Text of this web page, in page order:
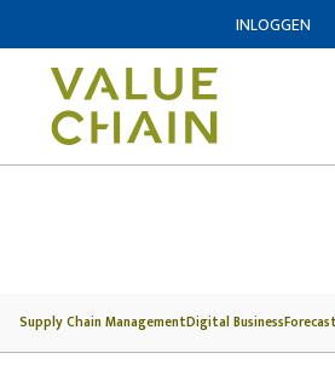
INLOGGEN
Supply Chain ManagementDigital Business